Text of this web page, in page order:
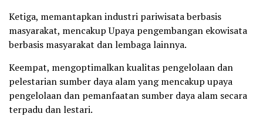
Ketiga, memantapkan industri pariwisata berbasis
masyarakat, mencakup Upaya pengembangan ekowisata
berbasis masyarakat dan lembaga lainnya.
Keempat, mengoptimalkan kualitas pengelolaan dan
pelestarian sumber daya alam yang mencakup upaya
pengelolaan dan pemanfaatan sumber daya alam secara
terpadu dan lestari.